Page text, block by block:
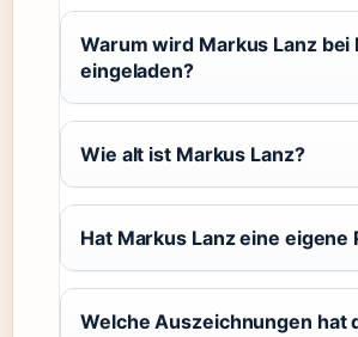
Warum wird Markus Lanz
eingeladen?
Wie alt ist Markus Lanz?
Hat Markus Lanz eine
Welche Auszeichnungen hat